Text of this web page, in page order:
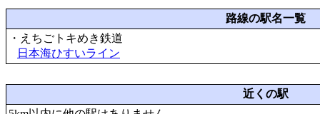
路線の駅名一覧
・えちごトキめき鉄道
日本海ひすいライン
近くの駅